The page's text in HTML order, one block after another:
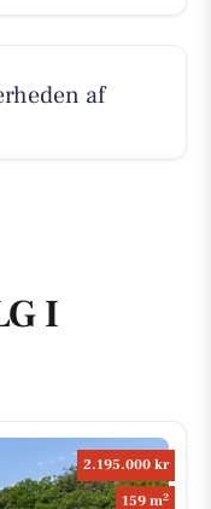
af
I
2.195.000 kr
159 m2